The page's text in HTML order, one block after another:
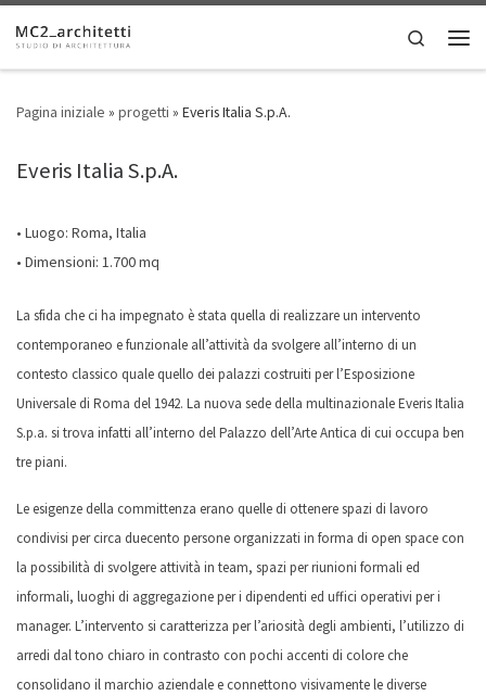
Skip to content
Search
Pagina iniziale » progetti » Everis Italia S.p.A.
Everis Italia S.p.A.
• Luogo: Roma, Italia
• Dimensioni: 1.700 mq
La sfida che ci ha impegnato è stata quella di realizzare un intervento
contemporaneo e funzionale all’attività da svolgere all’interno di un
contesto classico quale quello dei palazzi costruiti per l’Esposizione
Universale di Roma del 1942. La nuova sede della multinazionale Everis Italia
S.p.a. si trova infatti all’interno del Palazzo dell’Arte Antica di cui occupa ben
tre piani.
Le esigenze della committenza erano quelle di ottenere spazi di lavoro
condivisi per circa duecento persone organizzati in forma di open space con
la possibilità di svolgere attività in team, spazi per riunioni formali ed
informali, luoghi di aggregazione per i dipendenti ed uffici operativi per i
manager. L’intervento si caratterizza per l’ariosità degli ambienti, l’utilizzo di
arredi dal tono chiaro in contrasto con pochi accenti di colore che
consolidano il marchio aziendale e connettono visivamente le diverse